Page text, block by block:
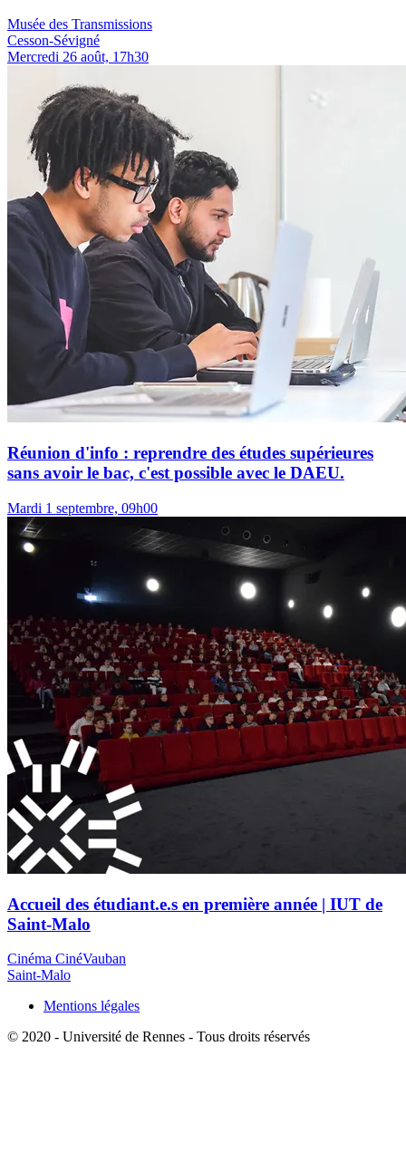
Musée des Transmissions
Cesson-Sévigné
Mercredi 26 août, 17h30
Réunion d'info : reprendre des études supérieures
sans avoir le bac, c'est possible avec le DAEU.
Mardi 1 septembre, 09h00
Accueil des étudiant.e.s en première année | IUT de
Saint-Malo
Cinéma CinéVauban
Saint-Malo
Mentions légales
© 2020 - Université de Rennes - Tous droits réservés